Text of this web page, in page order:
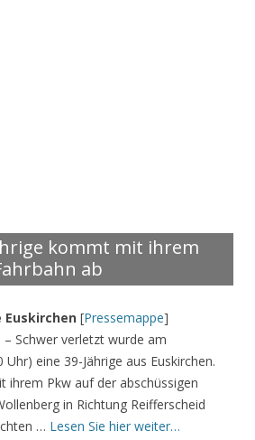
kommt mit ihrem
ab
Euskirchen [Pressemappe]
Schwer verletzt wurde am
eine 39-Jährige aus Euskirchen.
ihrem Pkw auf der abschüssigen
in Richtung Reifferscheid
… Lesen Sie hier weiter…